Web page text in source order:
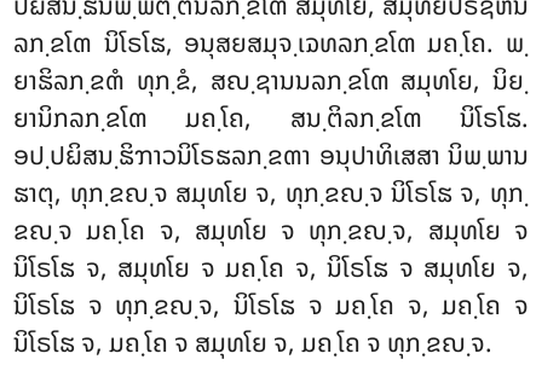
ລກ຺ຂໂຓ ນິໂຣໂຘ, ອນຸສຍສມຸຈ຺ເຉທລກ຺ຂໂຓ ມຄ຺ໂຄ. ພ຺
ຍາຘິລກ຺ຂຓໍ ທຸກ຺ຂໍ, ສຎ຺ຊານນລກ຺ຂໂຓ ສມຸທໂຍ, ນິຍ຺
ຍານິກລກ຺ຂໂຓ ມຄ຺ໂຄ, ສນ຺ຕິລກ຺ຂໂຓ ນິໂຣໂຘ.
ອປ຺ປຏິສນ຺ຘິຠາວນິໂຣຘລກ຺ຂຓາ ອນຸປາທິເສສາ ນິພ຺ພານ
ຘາຕຸ, ທຸກ຺ຂຎ຺ຈ ສມຸທໂຍ ຈ, ທຸກ຺ຂຎ຺ຈ ນິໂຣໂຘ ຈ, ທຸກ຺
ຂຎ຺ຈ ມຄ຺ໂຄ ຈ, ສມຸທໂຍ ຈ ທຸກ຺ຂຎ຺ຈ, ສມຸທໂຍ ຈ
ນິໂຣໂຘ ຈ, ສມຸທໂຍ ຈ ມຄ຺ໂຄ ຈ, ນິໂຣໂຘ ຈ ສມຸທໂຍ ຈ,
ນິໂຣໂຘ ຈ ທຸກ຺ຂຎ຺ຈ, ນິໂຣໂຘ ຈ ມຄ຺ໂຄ ຈ, ມຄ຺ໂຄ ຈ
ນິໂຣໂຘ ຈ, ມຄ຺ໂຄ ຈ ສມຸທໂຍ ຈ, ມຄ຺ໂຄ ຈ ທຸກ຺ຂຎ຺ຈ.